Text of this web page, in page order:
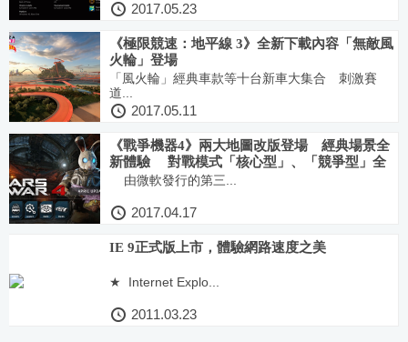
2017.05.23
《極限競速：地平線 3》全新下載內容「無敵風
火輪」登場
「風火輪」經典車款等十台新車大集合 刺激賽
道...
2017.05.11
《戰爭機器4》兩大地圖改版登場 經典場景全
新體驗 對戰模式「核心型」、「競爭型」全
面優化 武器平衡大躍進
由微軟發行的第三...
2017.04.17
IE 9正式版上市，體驗網路速度之美
★ Internet Explo...
2011.03.23